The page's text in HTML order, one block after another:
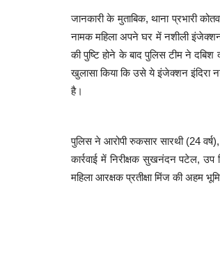
जानकारी के मुताबिक, थाना प्रभारी
नामक महिला अपने घर में नशीली
की पुष्टि होने के बाद पुलिस टीम ने
खुलासा किया कि उसे ये इंजेक्शन इंदिरा
है।
पुलिस ने आरोपी रुकसार सारथी (24
कार्रवाई में निरीक्षक सुखनंदन पटेल,
महिला आरक्षक प्रतीक्षा मिंज की अहम